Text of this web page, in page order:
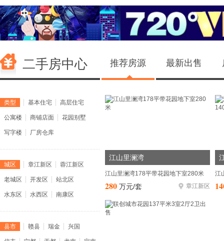
南光凤凰居锦绣和园最新动态 (12月24日11时更新)
南光置业作为唯一一家总部驻澳的中央企业南光(集团)有限公司
助南光集团定点帮扶地云南省禄劝县乌蒙乡对接社会资源，发动深
圳市秋拾创意文化有限公司，于2024年12月12日至14日赴云南省
实地走访调研南光帮扶产业项目，了解当地产业发展情况，为后续
更广泛的教育帮扶、产业帮扶及资源互动打下良好...[阅读全文]
中海天樾最新动态
中海·学府壹号最新动态
中海·学府壹号143㎡实体样板间暨蓉江巨型樱花，3月8日纯美
绽放！...[阅读全文]
(2月12日15时更新)
燃爆春节档，开年红出圈 揭秘湾区销冠红盘，为何再掀抢房热
二手房中心 推荐房源 最新出售
类型 基本住宅 高层住宅
公寓楼 商铺店面 花园别墅
写字楼 厂房仓库
城区 章江新区 蓉江新区
老城区 开发区 站北区
水东区 水西区 南康区
县市 赣县 瑞金 兴国
江山里澜湾
江山里澜湾178平带花园地下室280米
章江新区
280 万元/套